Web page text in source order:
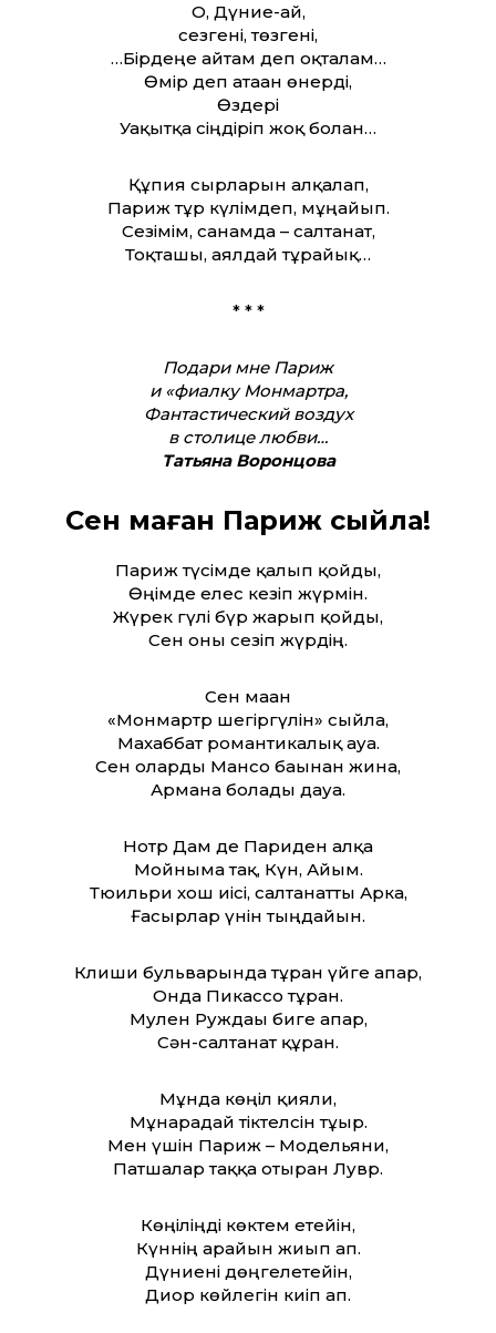
О, Дүние-ай,
сезгені, төзгені,
…Бірдеңе айтам деп оқталғам…
Өмір деп атаған өнерді,
Өздері
Уақытқа сіңдіріп жоқ болған…
Құпия сырларын алқалап,
Париж тұр күлімдеп, мұңайып.
Сезімім, санамда – салтанат,
Тоқташы, аялдай тұрайық…
* * *
Подари мне Париж
и «фиалку Монмартра,
Фантастический воздух
в столице любви…
Татьяна Воронцова
Сен маған Париж сыйла!
Париж түсімде қалып қойды,
Өңімде елес кезіп жүрмін.
Жүрек гүлі бүр жарып қойды,
Сен оны сезіп жүрдің.
Сен маған
«Монмартр шегіргүлін» сыйла,
Махаббат романтикалық ауа.
Сен оларды Мансо бағынан жина,
Арманға болады дауа.
Нотр Дам де Париден алқа
Мойныма тақ, Күн, Айым.
Тюильри хош иісі, салтанат­ты Арка,
Ғасырлар үнін тыңдайын.
Клиши бульварында тұрған үйге апар,
Онда Пикассо тұрған.
Мулен Руждағы биге апар,
Сән-салтанат құрған.
Мұнда көңіл қияли,
Мұнарадай тіктелсін тұғыр.
Мен үшін Париж – Модельяни,
Патшалар таққа отырған Лувр.
Көңіліңді көктем ете­йін,
Күннің арайын жиып ап.
Дүниені дөңгелете­йін,
Диор көйлегін киіп ап.